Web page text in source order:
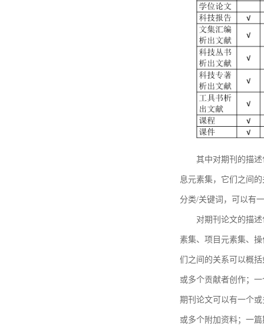
其中对期刊的描
息元素集，它们之间
分类/关键词，可以有
对期刊论文的描
素集、项目元素集、
们之间的关系可以概
或多个贡献者创作；
期刊论文可以有一个
或多个附加资料；一